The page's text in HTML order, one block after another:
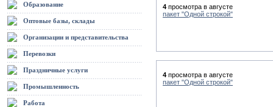
Образование
Оптовые базы, склады
Организации и представительства
Перевозки
Праздничные услуги
Промышленность
Работа
4 просмотра в августе
пакет "Одной строкой"
4 просмотра в августе
пакет "Одной строкой"